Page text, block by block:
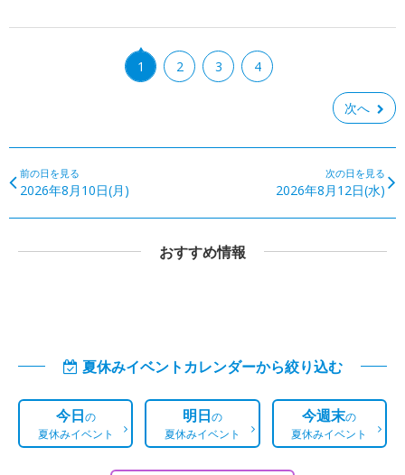
1 2 3 4
次へ
前の日を見る
2026年8月10日(月)
次の日を見る
2026年8月12日(水)
おすすめ情報
夏休みイベントカレンダーから絞り込む
今日の
夏休みイベント
明日の
夏休みイベント
今週末の
夏休みイベント